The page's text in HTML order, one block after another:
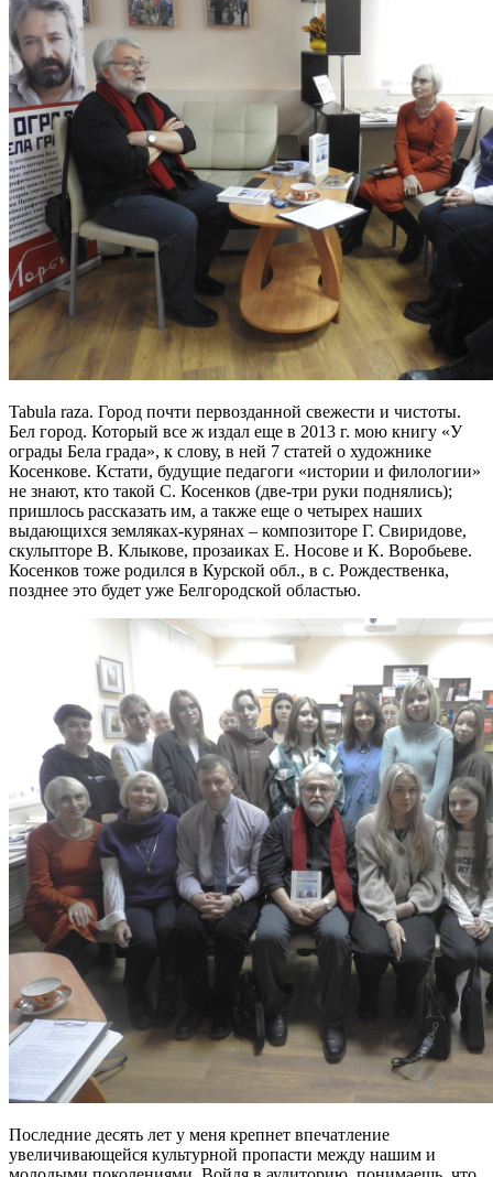
Tabula raza. Город почти первозданной свежести и чистоты.
Бел город. Который все ж издал еще в 2013 г. мою книгу «У
ограды Бела града», к слову, в ней 7 статей о художнике
Косенкове. Кстати, будущие педагоги «истории и филологии»
не знают, кто такой С. Косенков (две-три руки поднялись);
пришлось рассказать им, а также еще о четырех наших
выдающихся земляках-курянах – композиторе Г. Свиридове,
скульпторе В. Клыкове, прозаиках Е. Носове и К. Воробьеве.
Косенков тоже родился в Курской обл., в с. Рождественка,
позднее это будет уже Белгородской областью.
Последние десять лет у меня крепнет впечатление
увеличивающейся культурной пропасти между нашим и